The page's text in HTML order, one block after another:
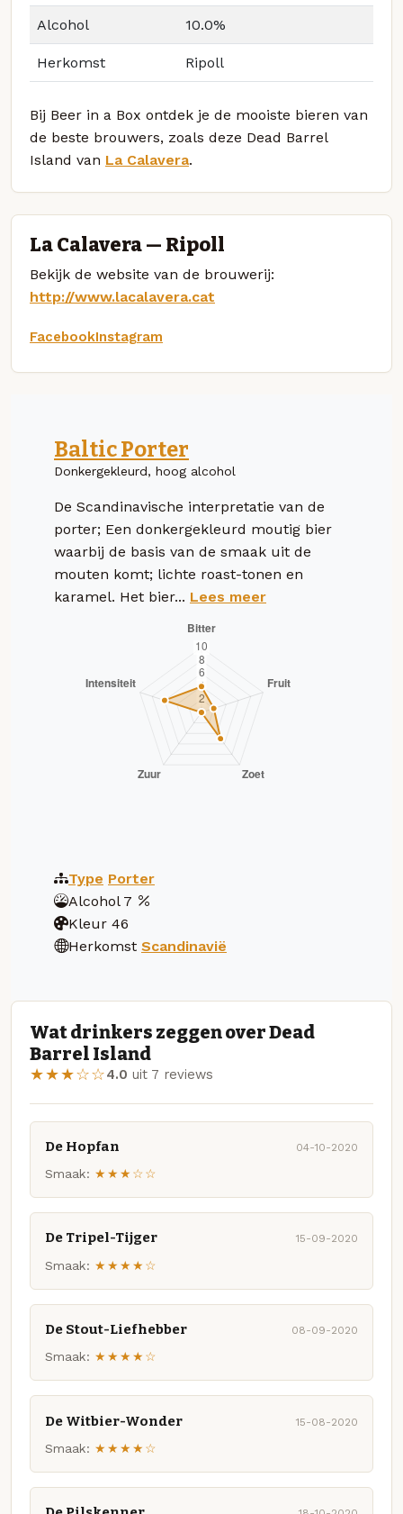
Alcohol 10.0%
Herkomst Ripoll
Bij Beer in a Box ontdek je de mooiste bieren van
de beste brouwers, zoals deze Dead Barrel
Island van La Calavera.
La Calavera — Ripoll
Bekijk de website van de brouwerij:
http://www.lacalavera.cat
FacebookInstagram
Baltic Porter
Donkergekleurd, hoog alcohol
De Scandinavische interpretatie van de
porter; Een donkergekleurd moutig bier
waarbij de basis van de smaak uit de
mouten komt; lichte roast-tonen en
karamel. Het bier... Lees meer
Type Porter
Alcohol 7
Kleur 46
Herkomst Scandinavië
Wat drinkers zeggen over Dead
Barrel Island
★★★☆☆4.0 uit 7 reviews
De Hopfan 04-10-2020
Smaak: ★★★☆☆
De Tripel-Tijger 15-09-2020
Smaak: ★★★★☆
De Stout-Liefhebber 08-09-2020
Smaak: ★★★★☆
De Witbier-Wonder 15-08-2020
Smaak: ★★★★☆